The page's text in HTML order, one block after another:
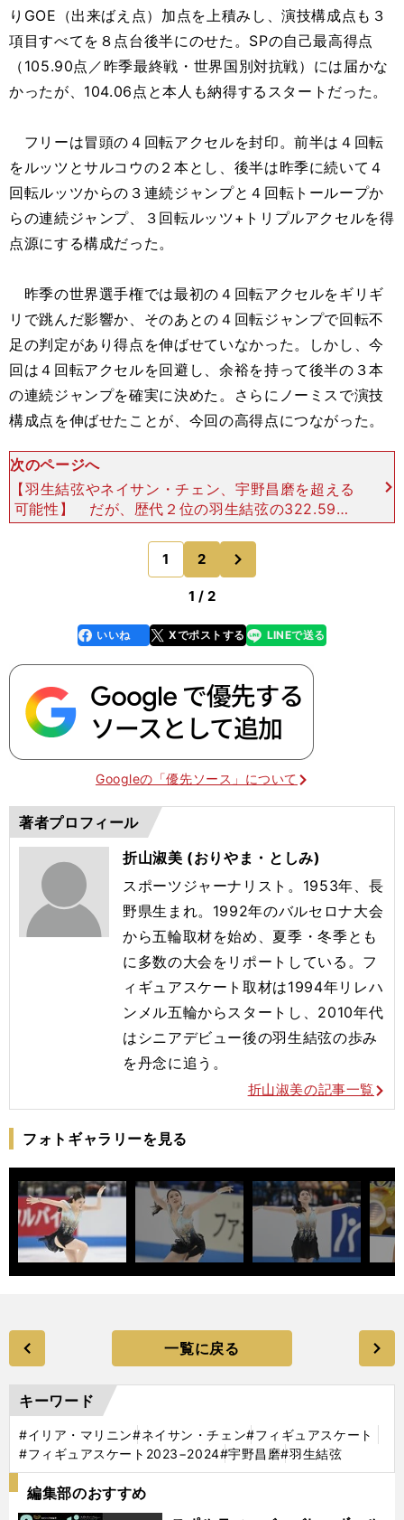
りGOE（出来ばえ点）加点を上積みし、演技構成点も３
項目すべてを８点台後半にのせた。SPの自己最高得点
（105.90点／昨季最終戦・世界国別対抗戦）には届かな
かったが、104.06点と本人も納得するスタートだった。
フリーは冒頭の４回転アクセルを封印。前半は４回転
をルッツとサルコウの２本とし、後半は昨季に続いて４
回転ルッツからの３連続ジャンプと４回転トーループか
らの連続ジャンプ、３回転ルッツ+トリプルアクセルを得
点源にする構成だった。
昨季の世界選手権では最初の４回転アクセルをギリギ
リで跳んだ影響か、そのあとの４回転ジャンプで回転不
足の判定があり得点を伸ばせていなかった。しかし、今
回は４回転アクセルを回避し、余裕を持って後半の３本
の連続ジャンプを確実に決めた。さらにノーミスで演技
構成点を伸ばせたことが、今回の高得点につながった。
次のページへ
【羽生結弦やネイサン・チェン、宇野昌磨を超える
可能性】 だが、歴代２位の羽生結弦の322.59点
や、歴代３位の宇野の312.48点と比べると、まだ
GOE加点の面で劣っているのは事実だ。 今回、
マリニ
1 2
1 / 2
faceboo
k
いいね Xでポストする
line LINEで送る
Googleの「優先ソース」について
著者プロフィール
折山淑美 (おりやま・としみ)
スポーツジャーナリスト。1953年、長
野県生まれ。1992年のバルセロナ大会
から五輪取材を始め、夏季・冬季とも
に多数の大会をリポートしている。フ
ィギュアスケート取材は1994年リレハ
ンメル五輪からスタートし、2010年代
はシニアデビュー後の羽生結弦の歩み
を丹念に追う。
折山淑美の記事一覧
フォトギャラリーを見る
一覧に戻る
キーワード
#イリア・マリニン#ネイサン・チェン#フィギュアスケート
#フィギュアスケート2023−2024#宇野昌磨#羽生結弦
編集部のおすすめ